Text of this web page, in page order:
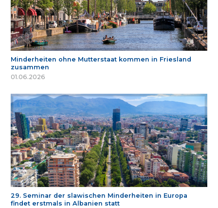
Minderheiten ohne Mutterstaat kommen in Friesland
zusammen
01.06.2026
29. Seminar der slawischen Minderheiten in Europa
findet erstmals in Albanien statt